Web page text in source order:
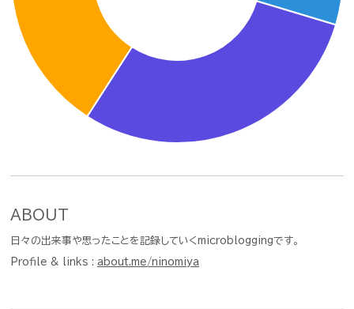
ABOUT
日々の出来事や思ったことを記録していくmicrobloggingです。
Profile & links : about.me/ninomiya